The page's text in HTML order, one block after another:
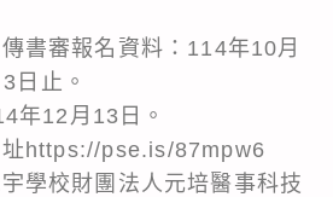
書審報名資料：114年10月
日止。
年12月13日。
址https://pse.is/87mpw6
學校財團法人元培醫事科技